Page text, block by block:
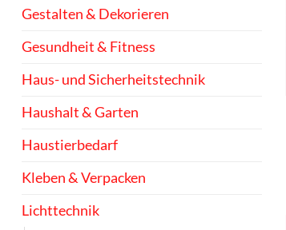
Gestalten & Dekorieren
Gesundheit & Fitness
Haus- und Sicherheitstechnik
Haushalt & Garten
Haustierbedarf
Kleben & Verpacken
Lichttechnik